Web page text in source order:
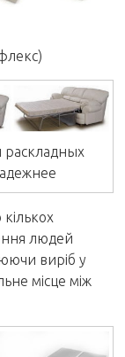
кількох
людей
виріб у
місце між